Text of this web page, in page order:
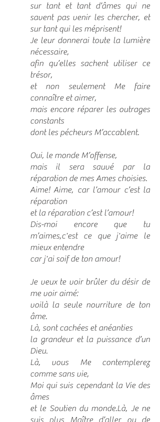
sur tant et tant d’âmes qui ne
savent pas venir les chercher, et
sur tant qui les méprisent!
Je leur donnerai toute la lumière
nécessaire,
afin qu’elles sachent utiliser ce
trésor,
et non seulement Me faire
connaître et aimer,
mais encore réparer les outrages
constants
dont les pécheurs M’accablent.
Oui, le monde M’offense,
mais il sera sauvé par la
réparation de mes Ames choisies.
Aime! Aime, car l’amour c’est la
réparation
et la réparation c’est l’amour!
Dis-moi encore que tu
m’aimes,c'est ce que j'aime le
mieux entendre
car j'ai soif de ton amour!
Je veux te voir brûler du désir de
me voir aimé:
voilà la seule nourriture de ton
âme.
Là, sont cachées et anéanties
la grandeur et la puissance d’un
Dieu.
Là, vous Me contemplerez
comme sans vie,
Moi qui suis cependant la Vie des
âmes
et le Soutien du monde.Là, Je ne
suis plus Maître d’aller ou de